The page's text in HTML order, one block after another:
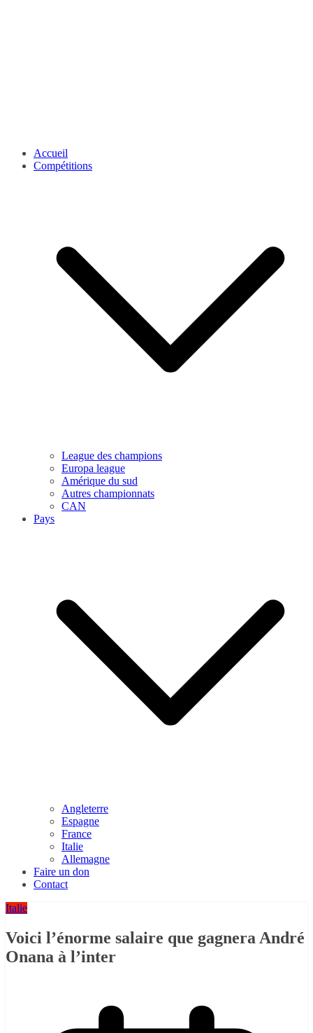
Accueil
Compétitions
League des champions
Europa league
Amérique du sud
Autres championnats
CAN
Pays
Angleterre
Espagne
France
Italie
Allemagne
Faire un don
Contact
Italie
Voici l’énorme salaire que gagnera André
Onana à l’inter